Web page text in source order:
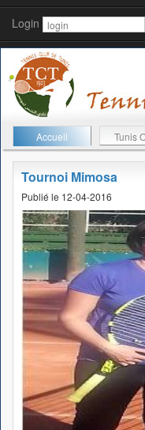
Login
Accueil Tunis
Tournoi Mimosa
Publié le 12-04-2016